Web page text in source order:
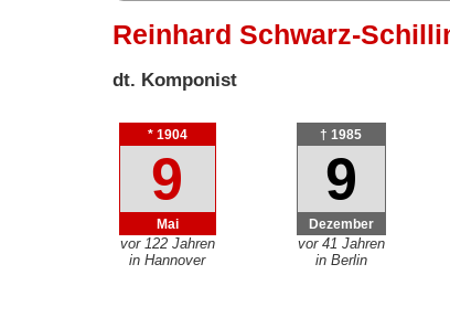
Reinhard Schwarz-
dt. Komponist
* 1904
9
Mai
vor 122 Jahren
in Hannover
† 1985
9
Dezember
vor 41 Jahren
in Berlin